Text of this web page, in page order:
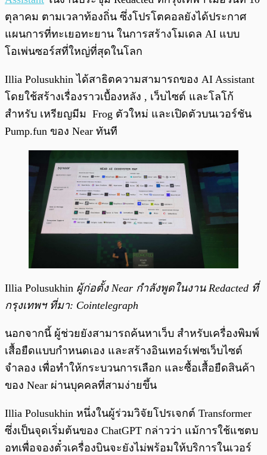
ตุลาคม ตามเวลาท้องถิ่น ซึ่งโปรโตคอลยังได้ประกาศ
แผนการที่ทะเยอทะยาน ในการสร้างโมเดล AI แบบ
โอเพ่นซอร์สที่ใหญ่ที่สุดในโลก
Illia Polusukhin ได้สาธิตความสามารถของ AI Assistant
โดยใช้สร้างเรื่องราวเบื้องหลัง , เว็บไซต์ และโลโก้
สำหรับ เหรียญมีม Frog ตัวใหม่ และเปิดตัวบนเวอร์ชัน
Pump.fun ของ Near ทันที
Illia Polusukhin ผู้ก่อตั้ง Near กำลังพูดในงาน Redacted ที่
กรุงเทพฯ ที่มา: Cointelegraph
นอกจากนี้ ผู้ช่วยยังสามารถค้นหาเว็บ สำหรับเครื่องพิมพ์
เสื้อยืดแบบกำหนดเอง และสร้างอินเทอร์เฟซเว็บไซต์
จำลอง เพื่อทำให้กระบวนการเลือก และซื้อเสื้อยืดสินค้า
ของ Near ผ่านบุคคลที่สามง่ายขึ้น
Illia Polusukhin หนึ่งในผู้ร่วมวิจัยโปรเจกต์ Transformer
ซึ่งเป็นจุดเริ่มต้นของ ChatGPT กล่าวว่า แม้การใช้แชตบ
อทเพื่อจองตั๋วเครื่องบินจะยังไม่พร้อมให้บริการในเวอร์